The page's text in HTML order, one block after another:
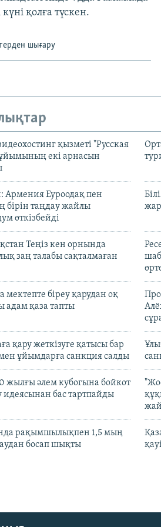
қолға түскен.
шығару
қызметі "Русская
екі арнасын
Еуроодақ пен
таңдау жайлы
өткізбейді
Теңіз кен орнында
заң талабы сақталмаған
мектепте біреу қарудан оқ
адам қаза тапты
қару жеткізуге қатысы бар
ұйымдарға санкция салды
жылғы әлем кубогына бойкот
идеясынан бас тартпайды
рақымшылықпен 1,5 мың
босап шықты